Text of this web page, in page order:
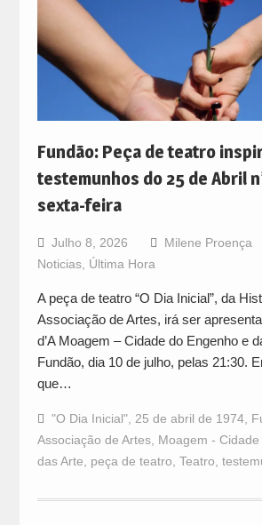
Fundão: Peça de teatro
testemunhos do 25 de Abril
sexta-feira
Julho 8, 2026 Milene Proença
Noticias, Última Hora
A peça de teatro “O Dia Inicial”, da
Associação de Artes, irá ser
d’A Moagem – Cidade do Engenho e
Fundão, dia 10 de julho, pelas 21:30.
que…
"O Dia Inicial", 25 de abril de 1974,
Associação de Artes, Moagem -
das Arte
peça de teatro Teatro